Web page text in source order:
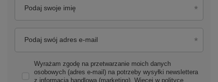
Podaj swoje imię
Podaj swój adres e-mail
Wyrażam zgodę na przetwarzanie moich danych
osobowych (adres e-mail) na potrzeby wysyłki newslettera
z informacją handlową (marketing). Więcej w polityce